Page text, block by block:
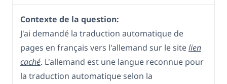
Contexte de la question:
J'ai demandé la traduction automatique de
pages en français vers l'allemand sur le sitelien
caché. L'allemand est une langue reconnue pour
la traduction automatique selon la